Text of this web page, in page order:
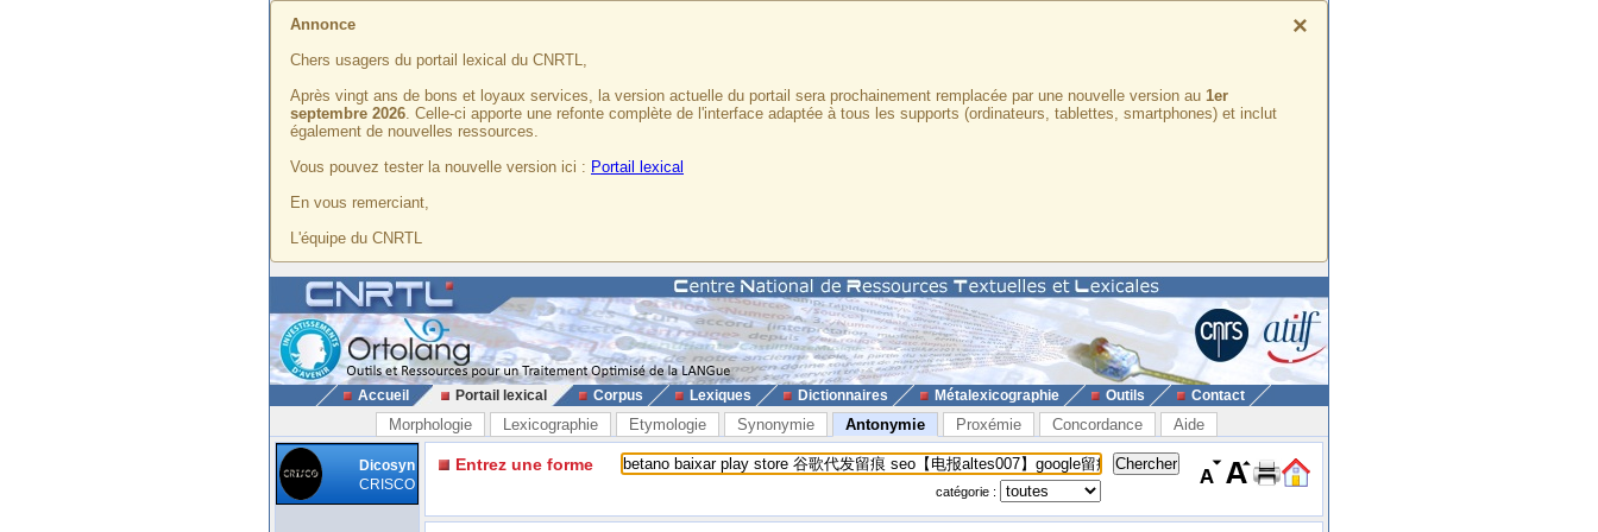
×
Annonce
Chers usagers du portail lexical du CNRTL,
Après vingt ans de bons et loyaux services, la version actuelle du portail sera prochainement remplacée par une nouvelle version au 1er
septembre 2026. Celle-ci apporte une refonte complète de l'interface adaptée à tous les supports (ordinateurs, tablettes, smartphones) et inclut
également de nouvelles ressources.
Vous pouvez tester la nouvelle version ici : Portail lexical
En vous remerciant,
L'équipe du CNRTL
Accueil Portail lexical Corpus Lexiques Dictionnaires Métalexicographie Outils Contact
Morphologie Lexicographie Etymologie Synonymie Antonymie Proxémie Concordance Aide
Dicosyn
CRISCO
Entrez une forme
catégorie :